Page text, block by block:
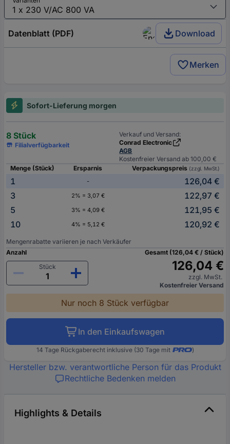
Datenblatt (PDF) Download
Merken
Sofort-Lieferung morgen
8 Stück
Filialverfügbarkeit
Verkauf und Versand:
Conrad Electronic
AGB
Kostenfreier Versand ab 100,00 €
Menge (Stück)
Ersparnis Verpackungspreis (zzgl. MwSt.)
1 -
126,04 €
3
2% = 3,07 €
122,97 €
5
3% = 4,09 €
121,95 €
10
4% = 5,12 € 120,92 €
Mengenrabatte variieren je nach Verkäufer
Anzahl
Stück
Gesamt (126,04 € / Stück)
126,04 €
zzgl. MwSt.
Kostenfreier Versand
Nur noch 8 Stück verfügbar
In den Einkaufswagen
14 Tage Rückgaberecht inklusive (30 Tage mit )
Hersteller bzw. verantwortliche Person für das Produkt
Rechtliche Bedenken melden
Highlights & Details